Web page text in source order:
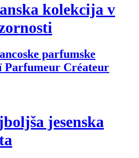
kolekcija v
parfumske
Parfumeur Créateur
jesenska